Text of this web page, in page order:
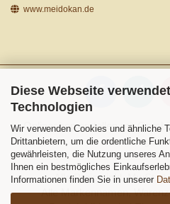
Diese Webseite
Technologien
Wir verwenden Cookies und ähnliche
Drittanbietern, um die ordentliche
gewährleisten, die Nutzung unseres
Ihnen ein bestmögliches
Informationen finden Sie in unserer
www.meidokan.de
Onlineshop erstellenmit
Alle Preise inkl. MwSt. &
Alle Markennamen,